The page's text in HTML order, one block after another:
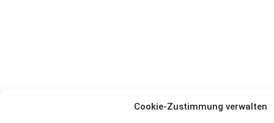
Cookie-Zustimmung verwalten